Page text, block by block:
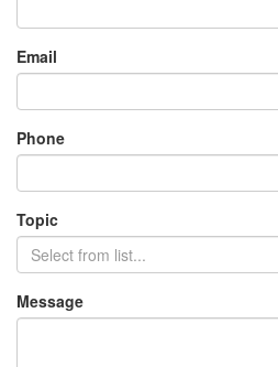
Email
Phone
Topic
Select from list...
Message